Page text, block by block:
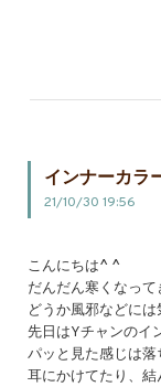
インナーカラ
21/10/30 19:56
こんにちは^ ^
だんだん寒くなって
どうか風邪などに
先日はYチャンのイ
パッと見た感じは落
耳にかけてたり、結